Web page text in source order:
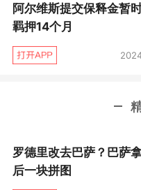
巴西足协国管部
斯马尔一起到了巴黎
巴西队名单，因此在
决定，我们的理由很
巴西时间5月11
阿尔维斯提交保释金暂
羁押14个月
罗德里改去巴萨？巴萨
后一块拼图